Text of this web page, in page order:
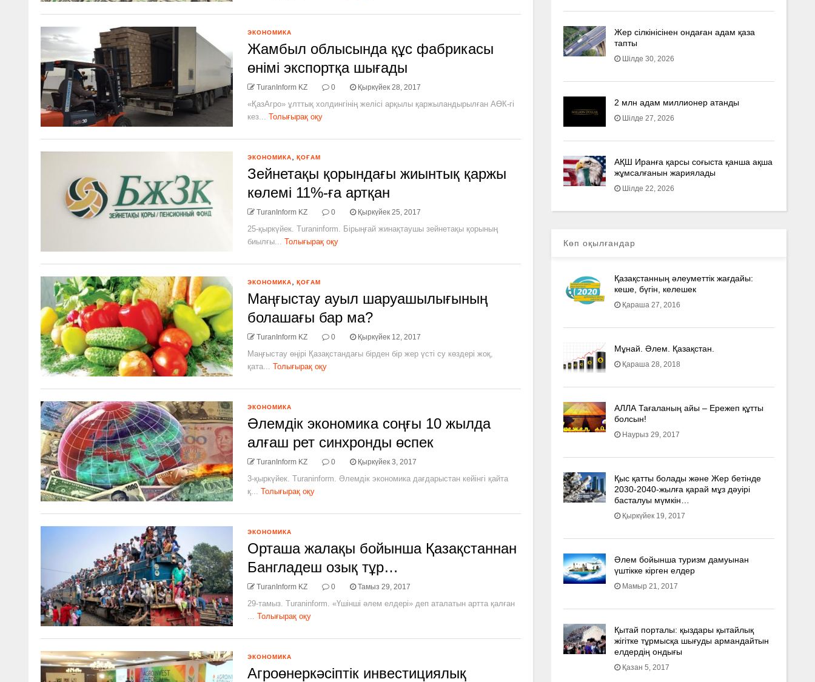
ЭКОНОМИКА
Жамбыл облысында құс фабрикасы
өнімі экспортқа шығады
TuranInform KZ 0 Қыркүйек 28, 2017
«ҚазАгро» ұлттық холдингінің желісі арқылы қаржыландырылған АӨК-гі
кез... Толығырақ оқу
ЭКОНОМИКА ҚОҒАМ
Зейнетақы қорындағы жиынтық қаржы
көлемі 11%-­ға артқан
TuranInform KZ 0 Қыркүйек 25, 2017
25-қыркүйек. Turaninform. Бірыңғай жинақтаушы зейнетақы қорының
биылғы... Толығырақ оқу
ЭКОНОМИКА ҚОҒАМ
Маңғыстау ауыл шаруашылығының
болашағы бар ма?
TuranInform KZ 0 Қыркүйек 12, 2017
Маңғыстау өңірі Қазақстандағы бірден бір жер үсті су көздері жоқ,
қата... Толығырақ оқу
ЭКОНОМИКА
Әлемдік экономика соңғы 10 жылда
алғаш рет синхронды өспек
TuranInform KZ 0 Қыркүйек 3, 2017
3-қыркүйек. Turaninform. Әлемдік экономика дағдарыстан кейінгі қайта
қ... Толығырақ оқу
ЭКОНОМИКА
Орташа жалақы бойынша Қазақстаннан
Бангладеш озық тұр…
TuranInform KZ 0 Тамыз 29, 2017
29-тамыз. Turaninform. «Үшінші әлем елдері» деп аталатын артта қалған
... Толығырақ оқу
ЭКОНОМИКА
Агроөнеркәсіптік инвестициялық
Жер сілкінісінен ондаған адам қаза
тапты
Шілде 30, 2026
2 млн адам миллионер атанды
Шілде 27, 2026
АҚШ Иранға қарсы соғыста қанша ақша
жұмсалғанын жариялады
Шілде 22, 2026
Көп оқылғандар
Қазақстанның әлеуметтік жағдайы:
кеше, бүгін, келешек
Қараша 27, 2016
Мұнай. Әлем. Қазақстан.
Қараша 28, 2018
АЛЛА Тағаланың айы – Ережеп құтты
болсын!
Наурыз 29, 2017
Қыс қатты болады және Жер бетінде
2030-2040­-жылға қарай мұз дәуірі
басталуы мүмкін…
Қыркүйек 19, 2017
Әлем бойынша туризм дамуынан
үштікке кірген елдер
Мамыр 21, 2017
Қытай порталы: қыздары қытайлық
жігітке тұрмысқа шығуды армандайтын
елдердің ондығы
Қазан 5, 2017